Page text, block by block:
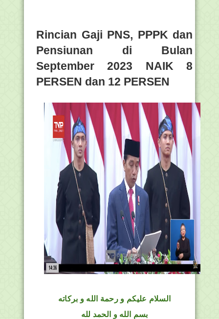
Rincian Gaji PNS, PPPK dan
Pensiunan di Bulan
September 2023 NAIK 8
PERSEN dan 12 PERSEN
السلام عليكم و رحمة الله و بركاته
بسم الله و الحمد لله